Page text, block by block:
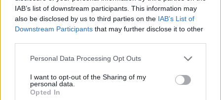
IAB’s list of downstream participants. This information may
also be disclosed by us to third parties on the IAB’s List of
Downstream Participants that may further disclose it to other
Personal Data Processing Opt Outs
I want to opt-out of the Sharing of my
personal data.
Opted In
Τραμπ: Ο πόλεμος με το Ιράν "θα τελειώσει σύντομα"
30χρονη έπεσε στη θάλασσα από την γέφυρα της
Χαλκίδας
Οι «μαύρες χήρες» της Ρωσίας: Παντρεύονται
νεοσύλλεκτους πριν μεταβούν στο μέτωπο για να
εισπράξουν τις «παχυλές» αποζημιώσεις